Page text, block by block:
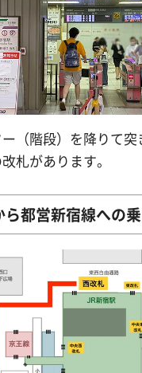
（階段）を降りて
札があります。
都営新宿線への